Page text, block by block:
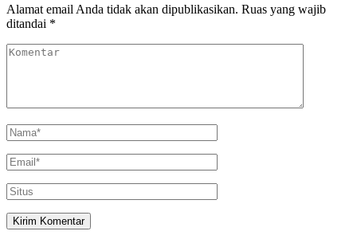
Alamat email Anda tidak akan dipublikasikan. Ruas yang wajib
ditandai *